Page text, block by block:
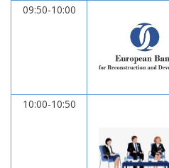
09:50-10:00
10:00-10:50